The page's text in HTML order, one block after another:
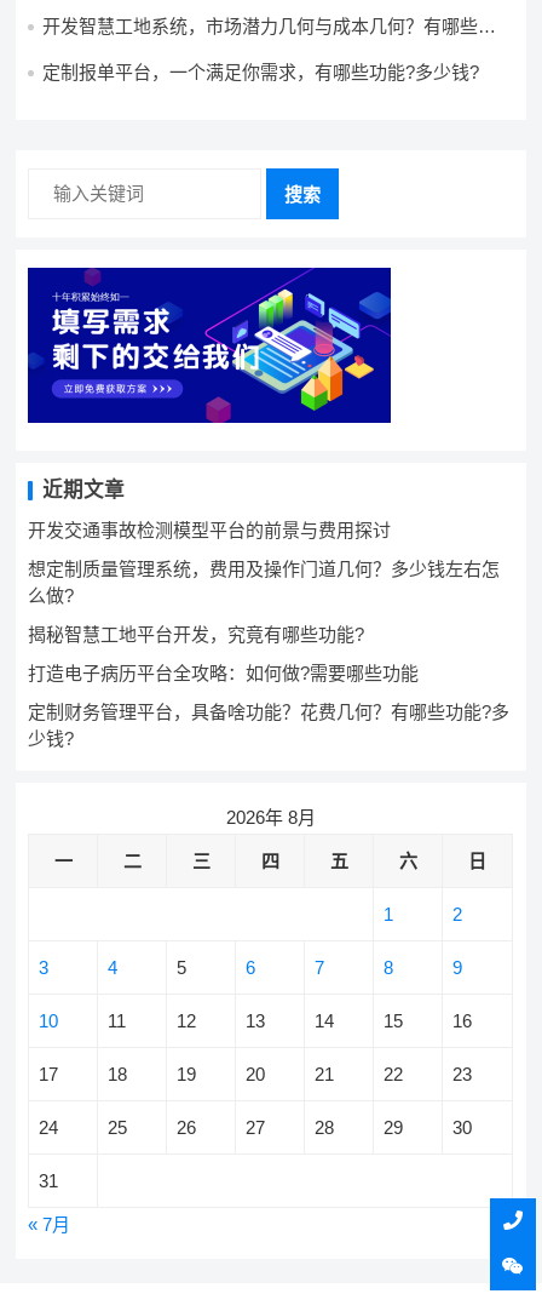
开发智慧工地系统，市场潜力几何与成本几何？有哪些前
定制报单平台，一个满足你需求，有哪些功能?多少钱?
搜索
近期文章
开发交通事故检测模型平台的前景与费用探讨
想定制质量管理系统，费用及操作门道几何？多少钱左右怎
么做?
揭秘智慧工地平台开发，究竟有哪些功能?
打造电子病历平台全攻略：如何做?需要哪些功能
定制财务管理平台，具备啥功能？花费几何？有哪些功能?多
少钱?
2026年 8月
一 二 三 四 五 六 日
1 2
3 4 5 6 7 8 9
10 11 12 13 14 15 16
17 18 19 20 21 22 23
24 25 26 27 28 29 30
31
« 7月